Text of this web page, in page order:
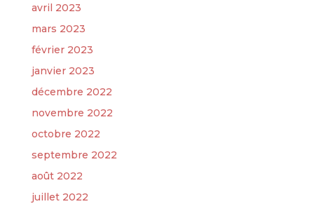
avril 2023
mars 2023
février 2023
janvier 2023
décembre 2022
novembre 2022
octobre 2022
septembre 2022
août 2022
juillet 2022